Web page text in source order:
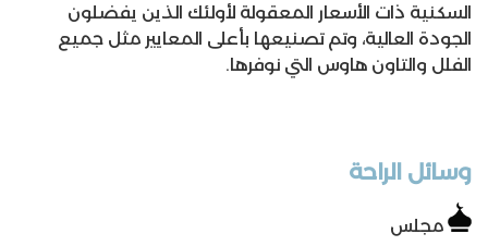
السكنية ذات الأسعار المعقولة لأولئك الذين يفضلون
الجودة العالية، وتم تصنيعها بأعلى المعايير مثل جميع
الفلل والتاون هاوس التي نوفرها.
وسائل الراحة
مجلس